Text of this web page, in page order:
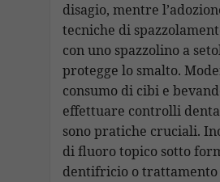
disagio, mentre
tecniche di
con uno spazzolino a
protegge lo smalto.
consumo di cibi e
effettuare controlli
sono pratiche cruciali.
di fluoro topico sotto
dentifricio o trattamento